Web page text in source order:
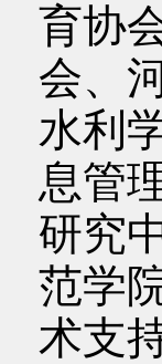
育协
会、
水利
息管
研究
范学
术支持